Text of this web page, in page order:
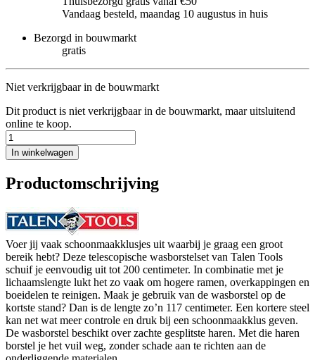
Vandaag besteld, maandag 10 augustus in huis
Bezorgd in bouwmarkt
gratis
Niet verkrijgbaar in de bouwmarkt
Dit product is niet verkrijgbaar in de bouwmarkt, maar uitsluitend
online te koop.
In winkelwagen
Productomschrijving
Voer jij vaak schoonmaakklusjes uit waarbij je graag een groot
bereik hebt? Deze telescopische wasborstelset van Talen Tools
schuif je eenvoudig uit tot 200 centimeter. In combinatie met je
lichaamslengte lukt het zo vaak om hogere ramen, overkappingen en
boeidelen te reinigen. Maak je gebruik van de wasborstel op de
kortste stand? Dan is de lengte zo’n 117 centimeter. Een kortere steel
kan net wat meer controle en druk bij een schoonmaakklus geven.
De wasborstel beschikt over zachte gesplitste haren. Met die haren
borstel je het vuil weg, zonder schade aan te richten aan de